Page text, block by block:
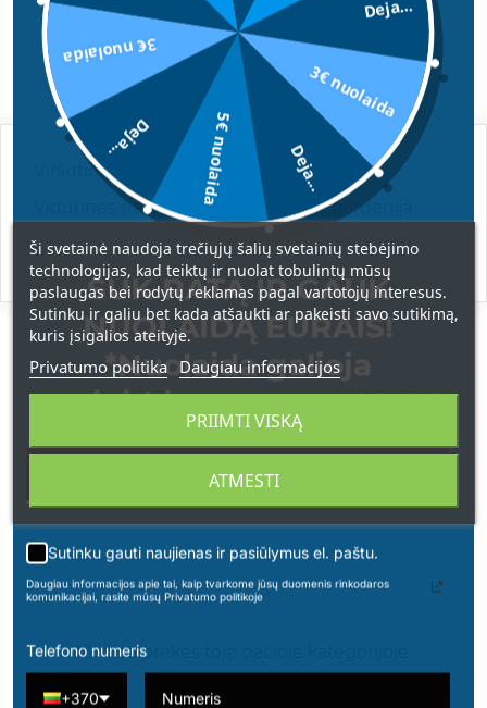
APRAŠYMAS
Viršutinės natos: mandarinas, citrusai
Vidurinės natos: prieskonių natos, gardenija
Pagrindinės natos: vanilė, muskusas, smilkalai
ATSILIEPIMAI
PARAŠYKITE SAVO ATSILIEPIMĄ
16 kitos prekės toje pačioje kategorijoje:
Ši svetainė naudoja trečiųjų šalių svetainių stebėjimo
technologijas, kad teiktų ir nuolat tobulintų mūsų
paslaugas bei rodytų reklamas pagal vartotojų interesus.
Sutinku ir galiu bet kada atšaukti ar pakeisti savo sutikimą,
kuris įsigalios ateityje.
Privatumo politika Daugiau informacijos
ATMESTI
PRIIMTI VISKĄ
Deja...
3€ nuolaida
Deja...
5€ nuolaida
Deja...
3€ nuolaida
SUK RATĄ IR GAUK
NUOLAIDĄ EURAIS!
*Nuolaida galioja
apsipirkimams nuo 49 € !
Sutinku gauti naujienas ir pasiūlymus el. paštu.
Daugiau informacijos apie tai, kaip tvarkome jūsų duomenis rinkodaros
komunikacijai, rasite mūsų Privatumo politikoje
Telefono numeris
+370